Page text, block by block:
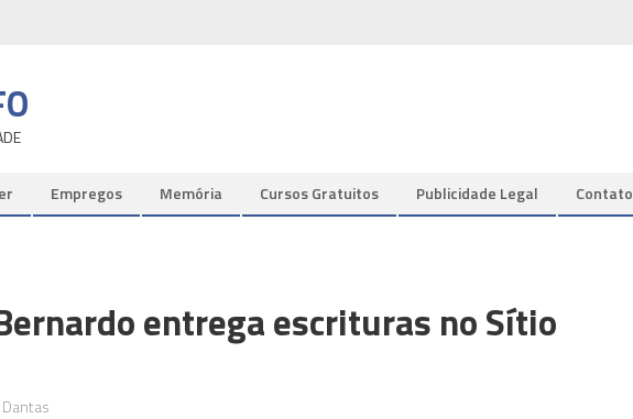
Empregos Memória Cursos Gratuitos Publicidade Legal Contato
entrega escrituras no Sítio